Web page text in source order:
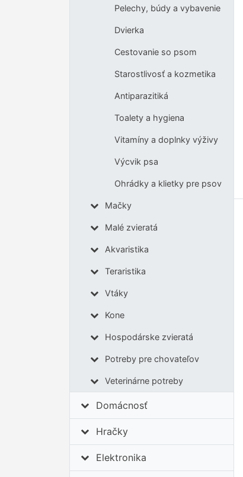
Pelechy, búdy a vybavenie
Dvierka
Cestovanie so psom
Starostlivosť a kozmetika
Antiparazitiká
Toalety a hygiena
Vitamíny a doplnky výživy
Výcvik psa
Ohrádky a klietky pre psov
Mačky
Malé zvieratá
Akvaristika
Teraristika
Vtáky
Kone
Hospodárske zvieratá
Potreby pre chovateľov
Veterinárne potreby
Domácnosť
Hračky
Elektronika